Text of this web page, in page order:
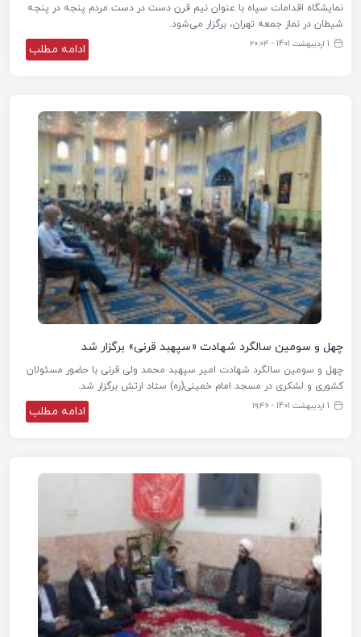
نمایشگاه اقدامات سپاه با عنوان نیم قرن دست در دست مردم پنجه در پنجه
شیطان در نماز جمعه تهران، برگزار می‌شود.
1 اردیبهشت 1401 - ۲۰:۰۴ ادامه مطلب
چهل‌ و سومین سالگرد شهادت «سپهبد قرنی» برگزار شد
چهل و سومین سالگرد شهادت امیر سپهبد محمد ولی قرنی با حضور مسئولان
کشوری و لشکری در مسجد امام خمینی(ره) ستاد ارتش برگزار شد.
1 اردیبهشت 1401 - ۱۹:۴۶ ادامه مطلب